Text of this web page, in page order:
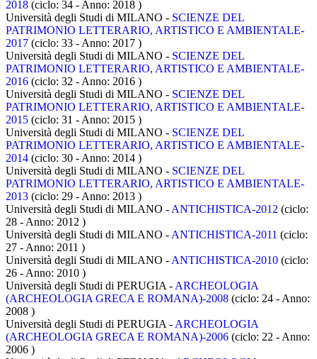
2018 (ciclo: 34 - Anno: 2018 )
Università degli Studi di MILANO - SCIENZE DEL
PATRIMONIO LETTERARIO, ARTISTICO E AMBIENTALE-
2017 (ciclo: 33 - Anno: 2017 )
Università degli Studi di MILANO - SCIENZE DEL
PATRIMONIO LETTERARIO, ARTISTICO E AMBIENTALE-
2016 (ciclo: 32 - Anno: 2016 )
Università degli Studi di MILANO - SCIENZE DEL
PATRIMONIO LETTERARIO, ARTISTICO E AMBIENTALE-
2015 (ciclo: 31 - Anno: 2015 )
Università degli Studi di MILANO - SCIENZE DEL
PATRIMONIO LETTERARIO, ARTISTICO E AMBIENTALE-
2014 (ciclo: 30 - Anno: 2014 )
Università degli Studi di MILANO - SCIENZE DEL
PATRIMONIO LETTERARIO, ARTISTICO E AMBIENTALE-
2013 (ciclo: 29 - Anno: 2013 )
Università degli Studi di MILANO - ANTICHISTICA-2012 (ciclo:
28 - Anno: 2012 )
Università degli Studi di MILANO - ANTICHISTICA-2011 (ciclo:
27 - Anno: 2011 )
Università degli Studi di MILANO - ANTICHISTICA-2010 (ciclo:
26 - Anno: 2010 )
Università degli Studi di PERUGIA - ARCHEOLOGIA
(ARCHEOLOGIA GRECA E ROMANA)-2008 (ciclo: 24 - Anno:
2008 )
Università degli Studi di PERUGIA - ARCHEOLOGIA
(ARCHEOLOGIA GRECA E ROMANA)-2006 (ciclo: 22 - Anno:
2006 )